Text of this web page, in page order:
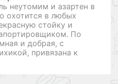
неутомим и азартен в
охотится в любых
стойку и
По
и добрая, с
привязана к